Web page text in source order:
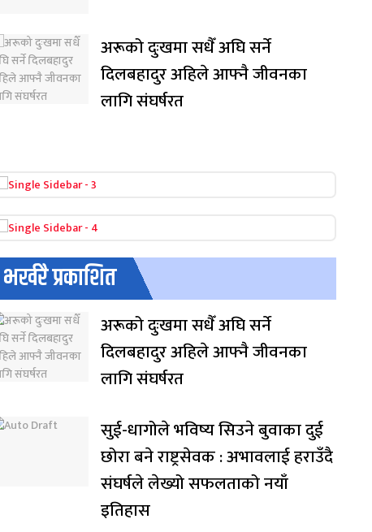
अरूको दुःखमा सधैँ अघि सर्ने
दिलबहादुर अहिले आफ्नै जीवनका
लागि संघर्षरत
भर्खरै प्रकाशित
अरूको दुःखमा सधैँ अघि सर्ने
दिलबहादुर अहिले आफ्नै जीवनका
लागि संघर्षरत
सुई-धागोले भविष्य सिउने बुवाका दुई
छोरा बने राष्ट्रसेवक : अभावलाई हराउँदै
संघर्षले लेख्यो सफलताको नयाँ
इतिहास